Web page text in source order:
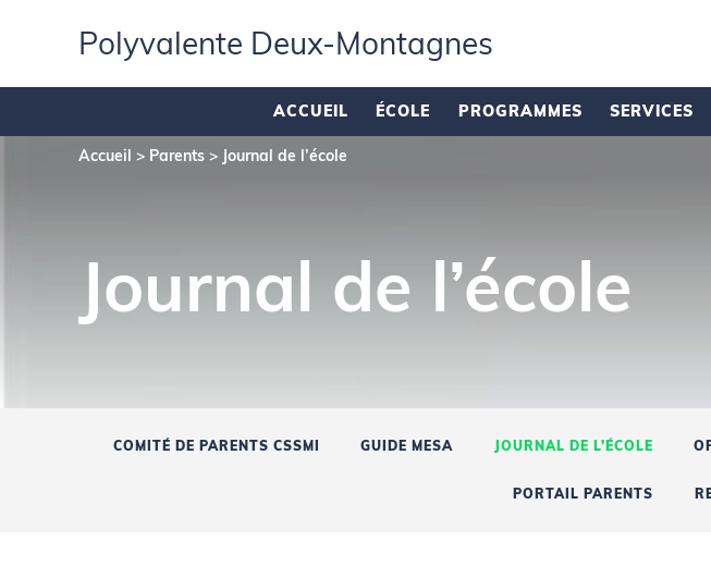
Polyvalente Deux‑Montagnes
ACCUEIL ÉCOLE PROGRAMMES SERVICES
Accueil > Parents > Journal de l’école
Journal de l’école
COMITÉ DE PARENTS CSSMI GUIDE MESA JOURNAL DE L’ÉCOLE
PORTAIL PARENTS